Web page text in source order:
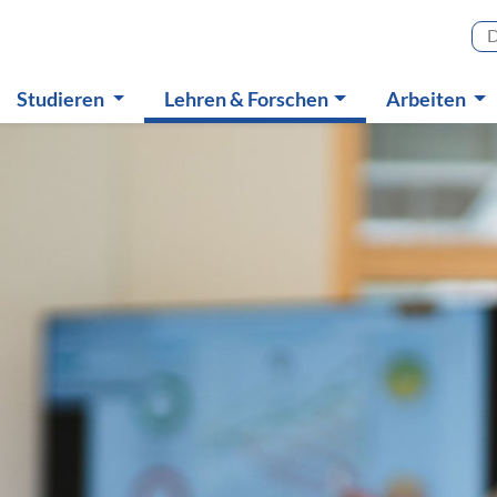
Mitarbeitende
Studieren
Untermenü
Lehren & Forschen(aktiv)
Untermenü
Arbeiten